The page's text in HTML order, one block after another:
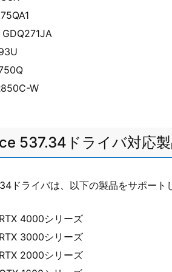
W
537.34ドライバ対応
ドライバは、以下の製品をサポート
4000シリーズ
3000シリーズ
2000シリーズ